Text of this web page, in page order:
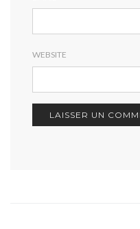
WEBSITE